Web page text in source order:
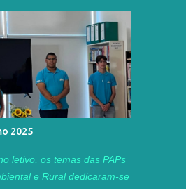
2025
letivo, os temas das PAPs
e Rural dedicaram-se